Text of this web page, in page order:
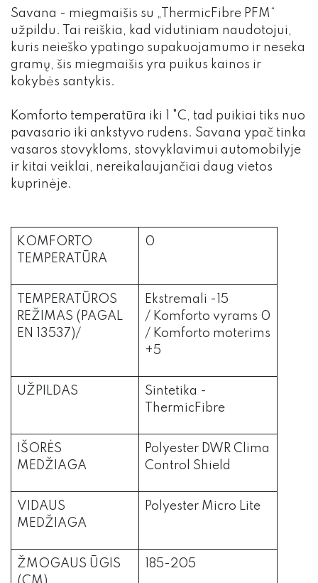
Savana - miegmaišis su „ThermicFibre PFM“
užpildu. Tai reiškia, kad vidutiniam naudotojui,
kuris neieško ypatingo supakuojamumo ir neseka
gramų, šis miegmaišis yra puikus kainos ir
kokybės santykis.
Komforto temperatūra iki 1 °C, tad puikiai tiks nuo
pavasario iki ankstyvo rudens. Savana ypač tinka
vasaros stovykloms, stovyklavimui automobilyje
ir kitai veiklai, nereikalaujančiai daug vietos
kuprinėje.
KOMFORTO
TEMPERATŪRA
0
TEMPERATŪROS
REŽIMAS (PAGAL
EN 13537)/
Ekstremali -15
/ Komforto vyrams 0
/ Komforto moterims
+5
UŽPILDAS
Sintetika -
ThermicFibre
IŠORĖS
MEDŽIAGA
Polyester DWR Clima
Control Shield
VIDAUS
MEDŽIAGA
Polyester Micro Lite
ŽMOGAUS ŪGIS
185-205